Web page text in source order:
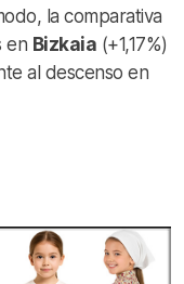
la comparativa
en Bizkaia (+1,17%)
al descenso en